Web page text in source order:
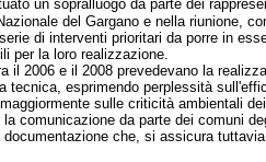
un sopralluogo da parte dei
del Gargano e nella riunione,
di interventi prioritari da porre in
per la loro realizzazione.
il 2006 e il 2008 prevedevano la
tecnica, esprimendo perplessità
sulle criticità ambientali
comunicazione da parte dei comuni
che, si assicura